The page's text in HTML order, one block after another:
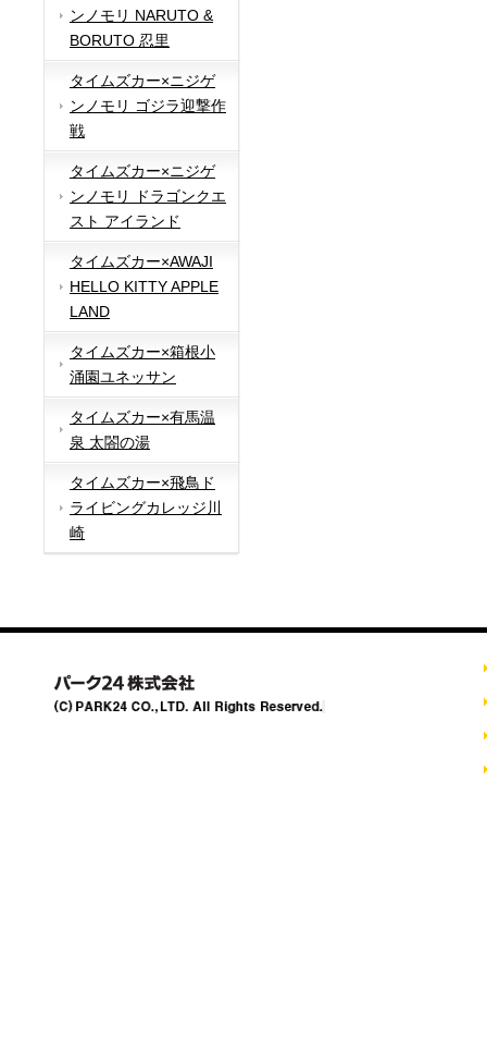
ンノモリ NARUTO &
BORUTO 忍里
タイムズカー×ニジゲ
ンノモリ ゴジラ迎撃作
戦
タイムズカー×ニジゲ
ンノモリ ドラゴンクエ
スト アイランド
タイムズカー×AWAJI
HELLO KITTY APPLE
LAND
タイムズカー×箱根小
涌園ユネッサン
タイムズカー×有馬温
泉 太閤の湯
タイムズカー×飛鳥ド
ライビングカレッジ川
崎